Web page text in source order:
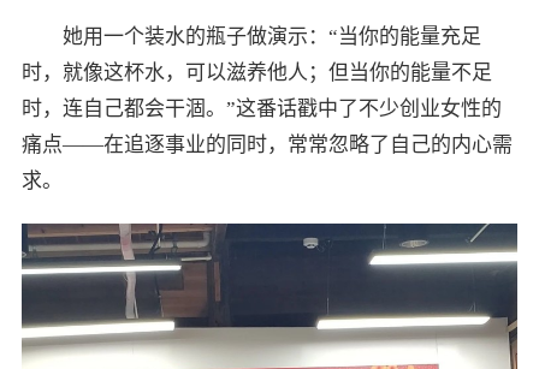
她用一个装水的瓶子做演示：“当你的能量充足
时，就像这杯水，可以滋养他人；但当你的能量不足
时，连自己都会干涸。”这番话戳中了不少创业女性的
痛点——在追逐事业的同时，常常忽略了自己的内心需
求。